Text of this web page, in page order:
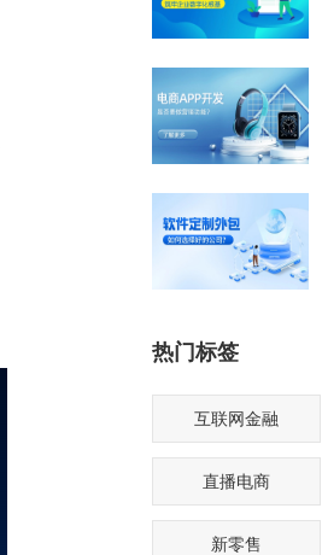
热门标签
互联网金融
直播电商
新零售